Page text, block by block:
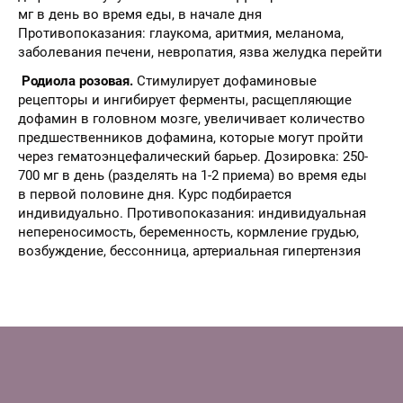
мг в день во время еды, в начале дня
Противопоказания: глаукома, аритмия, меланома,
заболевания печени, невропатия, язва желудка перейти
Родиола розовая. Стимулирует дофаминовые
рецепторы и ингибирует ферменты, расщепляющие
дофамин в головном мозге, увеличивает количество
предшественников дофамина, которые могут пройти
через гематоэнцефалический барьер. Дозировка: 250-
700 мг в день (разделять на 1-2 приема) во время еды
в первой половине дня. Курс подбирается
индивидуально. Противопоказания: индивидуальная
непереносимость, беременность, кормление грудью,
возбуждение, бессонница, артериальная гипертензия